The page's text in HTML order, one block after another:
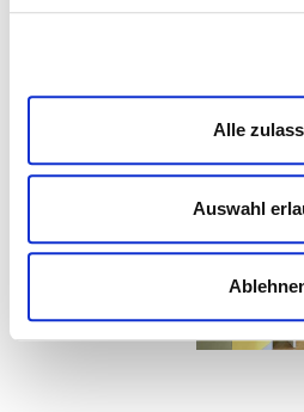
Alle
Auswahl
Aldinger Torhaus